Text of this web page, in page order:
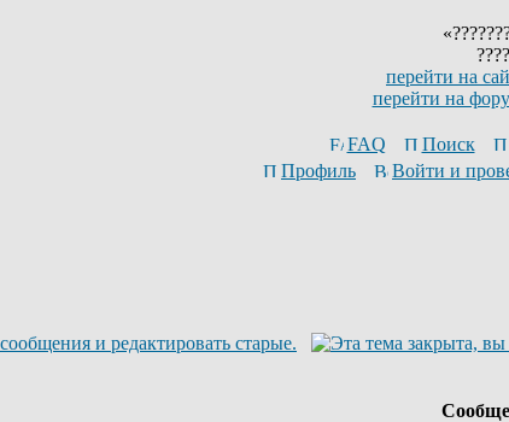
перейти на
перейти на
FAQ Поиск
Профиль
Войти и